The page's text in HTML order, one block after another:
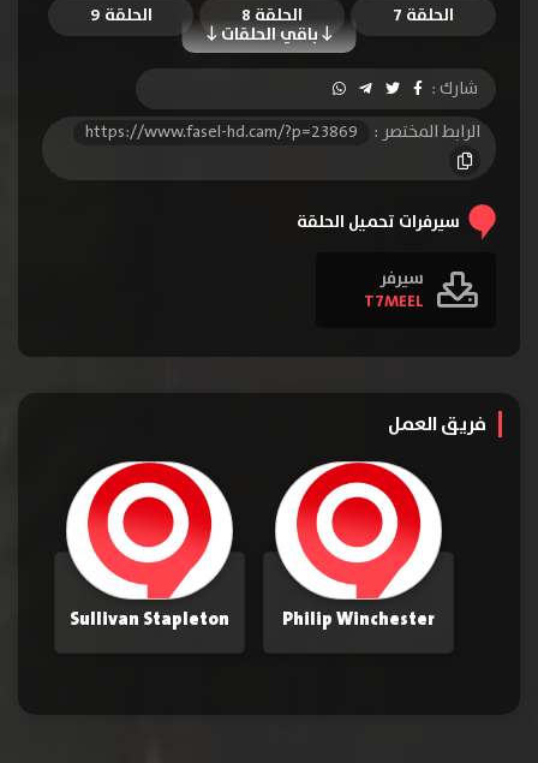
باقي الحلقات
الحلقة 7 الحلقة 8
الحلقة 9
الحلقة 10
شارك :
الرابط المختصر :
https://www.fasel-hd.cam/?p=23869
سيرفرات تحميل الحلقة
سيرفر
T7MEEL
فريق العمل
Philip Winchester
Sullivan Stapleton